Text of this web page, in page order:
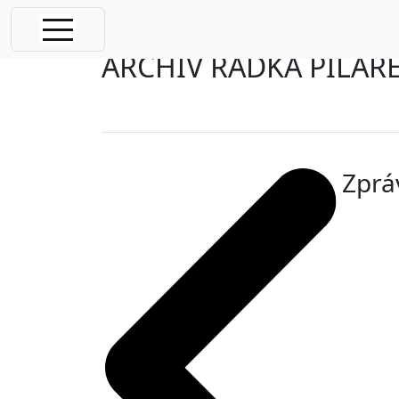
Radek Pilař
ARCHIV RADKA